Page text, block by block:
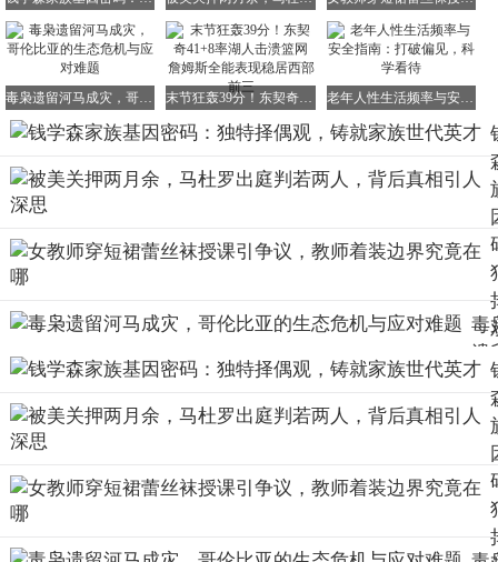
但钱家夫妇，却展现出了惊人的坚韧与骨气。
在被特务24小时用探照灯死死盯住的日子里，蒋英毅然将钢
那场景，宛如在枪口下翩翩起舞，既优雅得令人心疼，又硬
气得令人敬畏。
这位女高音歌唱家，用莫扎特与贝多芬的旋律，为丈夫构筑
这，便是钱家所讲究的“门当户对”——非关财富，而在于灵
魂的契合与坚韧。
蒋英出身名门，父亲是“百将之师”蒋百里，表弟是武侠小说
大师金庸，这样的家庭背景，让她柔情中蕴含着钢筋铁骨般
的坚韧。
毒枭遗留河马成灾，哥伦比亚的生态危机与应对难题 末节狂轰39分！东契奇41+8率湖人击溃篮网 詹姆斯全能表现稳居西部前三 老年人性生活频率与安全指南：打破偏见，科学看待
毒
遗
河
成
比
态